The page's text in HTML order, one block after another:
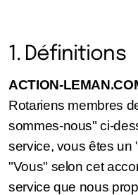
1. Définitions
ACTION-
Rotariens membres
sommes-nous" ci-
service, vous êtes un
"Vous" selon cet
service que nous